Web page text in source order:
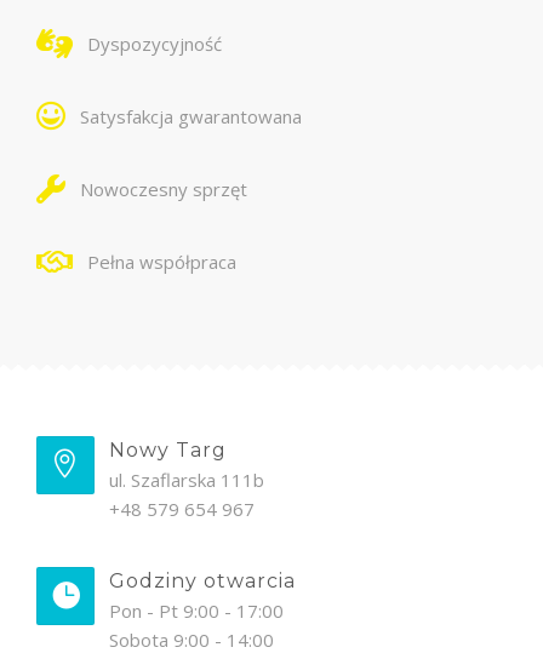
Dyspozycyjność
Satysfakcja gwarantowana
Nowoczesny sprzęt
Pełna współpraca
Nowy Targ
ul. Szaflarska 111b
+48 579 654 967
Godziny otwarcia
Pon - Pt 9:00 - 17:00
Sobota 9:00 - 14:00